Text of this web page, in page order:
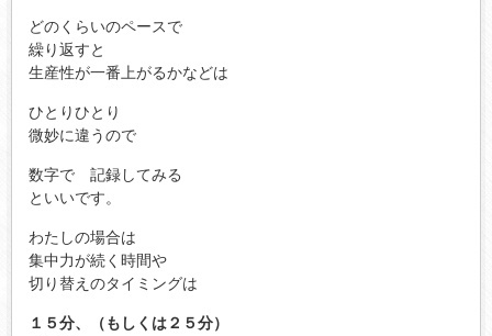
どのくらいのペースで
繰り返すと
生産性が一番上がるかなどは
ひとりひとり
微妙に違うので
数字で 記録してみる
といいです。
わたしの場合は
集中力が続く時間や
切り替えのタイミングは
１５分、（もしくは２５分）